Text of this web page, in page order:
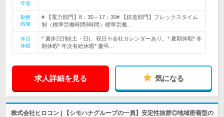
年収
勤務
時間
# 【電力部門】8：30～17：30# 【鉄道部門】フレックスタイム
制（標準労働時間8時間）標準労働…
休日
休暇
* 週休2日制(土・日)、祝日※会社カレンダーあり。* 夏期休暇* 冬
期休暇* 年次有給休暇* 慶弔…
求人詳細を見る 気になる
株式会社ヒロコン | 【シモハナグループの一員】安定性抜群◎地域密着型の